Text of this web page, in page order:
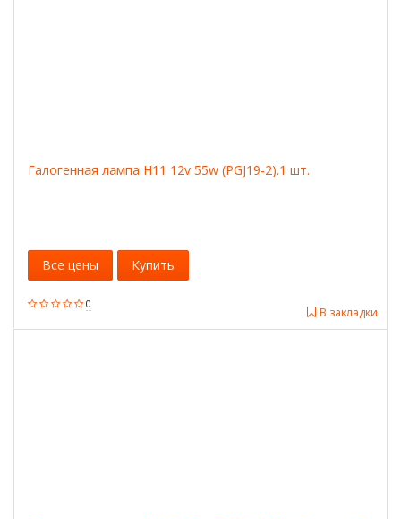
Галогенная лампа H11 12v 55w (PGJ19-2).1 шт.
0
В закладки
Все цены Купить